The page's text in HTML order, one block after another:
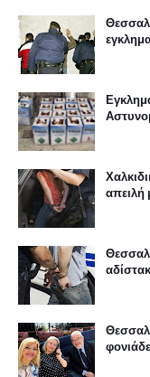
απειλή